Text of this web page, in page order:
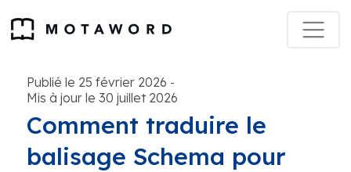
Publié le 25 février 2026 -
Mis à jour le 30 juillet 2026
Comment traduire le
balisage Schema pour